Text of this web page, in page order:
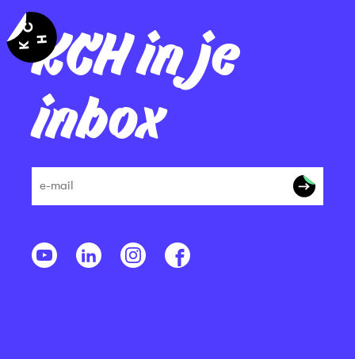
KCH in je
inbox